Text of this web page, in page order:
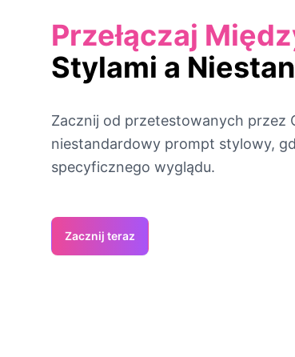
Przełączaj
Stylami a
Zacznij od przetestowanych przez
niestandardowy prompt stylowy,
specyficznego wyglądu.
Zacznij teraz